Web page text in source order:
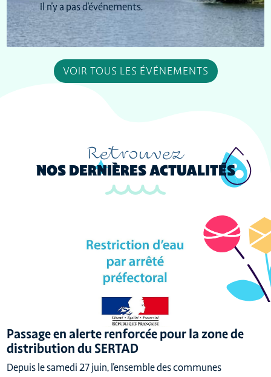
Il n'y a pas d'événements.
VOIR TOUS LES ÉVÉNEMENTS
Retrouvez
NOS DERNIÈRES ACTUALITÉS
Passage en alerte renforcée pour la zone de
distribution du SERTAD
Depuis le samedi 27 juin, l'ensemble des communes